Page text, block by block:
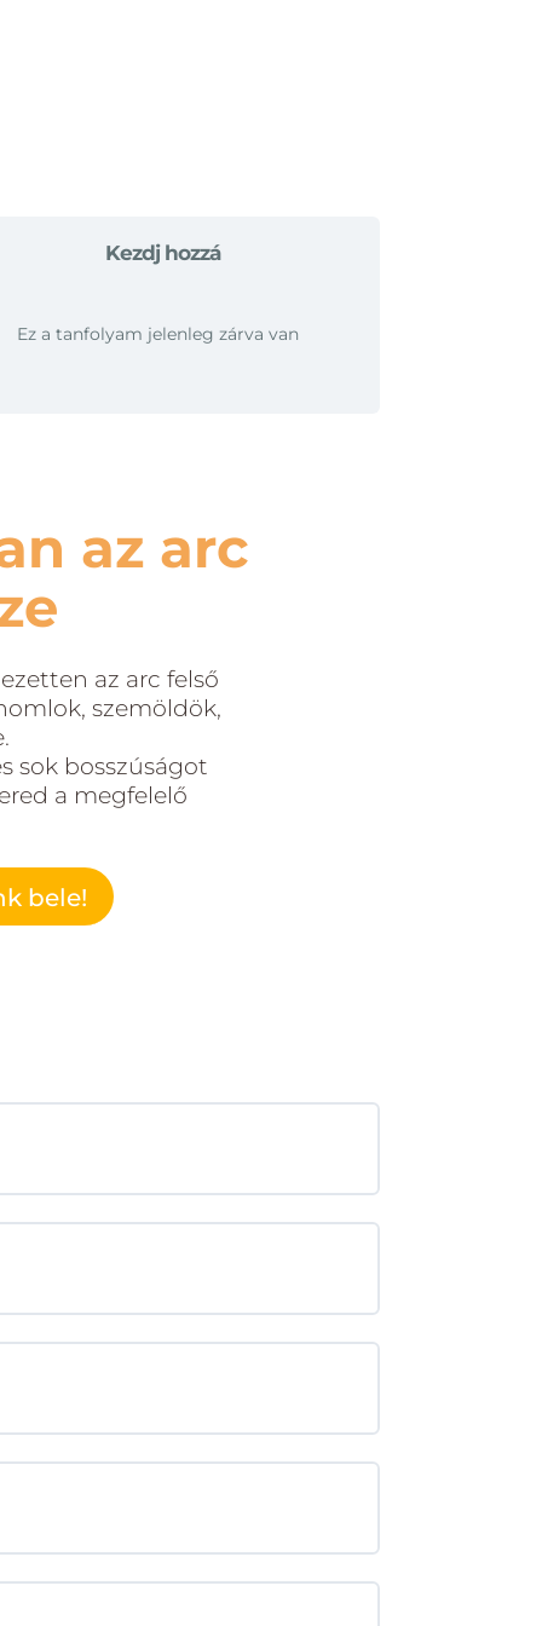
Kezdj hozzá
Ez a tanfolyam jelenleg zárva van
az arc
az arc felső
szemöldök,
sok bosszúságot
a megfelelő
bele!